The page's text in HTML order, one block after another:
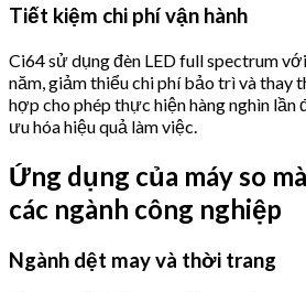
Tiết kiệm chi phí vận hành
Ci64 sử dụng đèn LED full spectrum
năm, giảm thiểu chi phí bảo trì và thay
hợp cho phép thực hiện hàng nghìn lần
ưu hóa hiệu quả làm việc.
Ứng dụng của máy so
các ngành công nghiệp
Ngành dệt may và thời trang